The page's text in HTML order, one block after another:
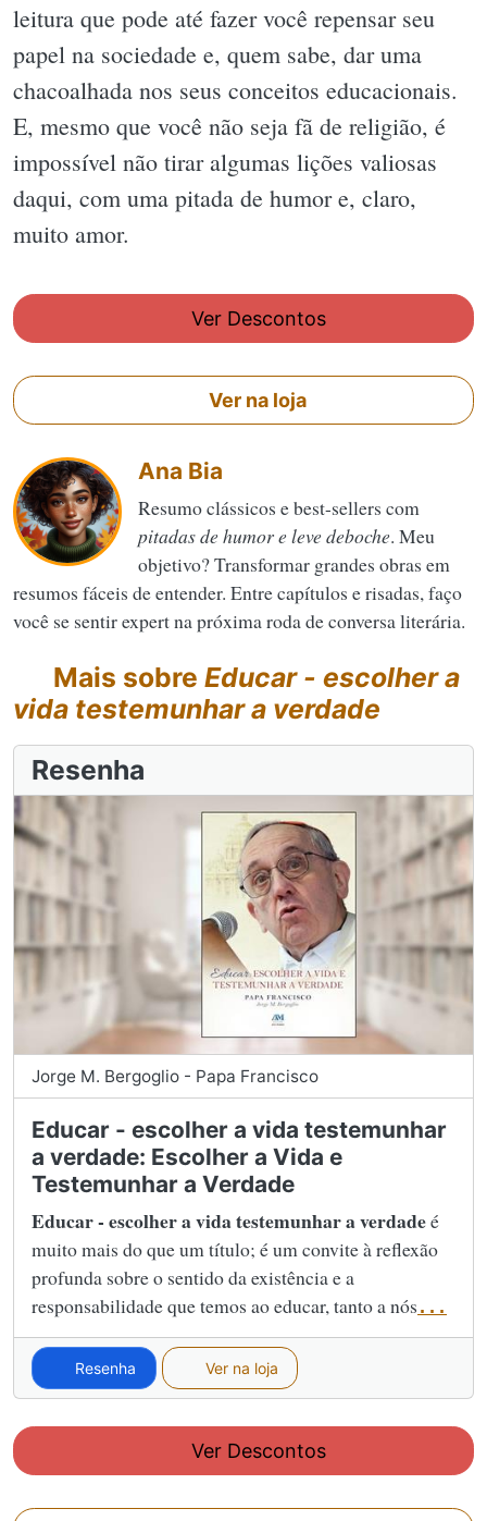
leitura que pode até fazer você repensar seu
papel na sociedade e, quem sabe, dar uma
chacoalhada nos seus conceitos educacionais.
E, mesmo que você não seja fã de religião, é
impossível não tirar algumas lições valiosas
daqui, com uma pitada de humor e, claro,
muito amor.
Ver Descontos
Ver na loja
Ana Bia
Resumo clássicos e best-sellers com
pitadas de humor e leve deboche. Meu
objetivo? Transformar grandes obras em
resumos fáceis de entender. Entre capítulos e risadas, faço
você se sentir expert na próxima roda de conversa literária.
Mais sobre Educar - escolher a
vida testemunhar a verdade
Resenha
Jorge M. Bergoglio - Papa Francisco
Educar - escolher a vida testemunhar
a verdade: Escolher a Vida e
Testemunhar a Verdade
Educar - escolher a vida testemunhar a verdadeé
muito mais do que um título; é um convite à reflexão
profunda sobre o sentido da existência e a
responsabilidade que temos ao educar, tanto a nós ...
Resenha Ver na loja
Ver Descontos